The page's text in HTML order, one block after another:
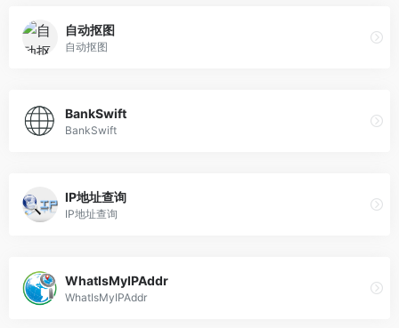
自动抠图
自动抠图
BankSwift
BankSwift
IP地址查询
IP地址查询
WhatIsMyIPAddr
WhatIsMyIPAddr